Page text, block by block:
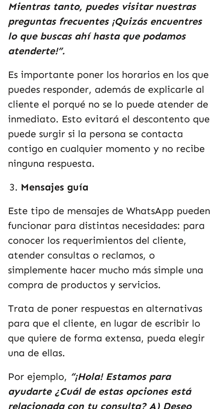
Mientras tanto, puedes visitar nuestras
preguntas frecuentes ¡Quizás encuentres
lo que buscas ahí hasta que podamos
atenderte!”.
Es importante poner los horarios en los que
puedes responder, además de explicarle al
cliente el porqué no se lo puede atender de
inmediato. Esto evitará el descontento que
puede surgir si la persona se contacta
contigo en cualquier momento y no recibe
ninguna respuesta.
Mensajes guía
Este tipo de mensajes de WhatsApp pueden
funcionar para distintas necesidades: para
conocer los requerimientos del cliente,
atender consultas o reclamos, o
simplemente hacer mucho más simple una
compra de productos y servicios.
Trata de poner respuestas en alternativas
para que el cliente, en lugar de escribir lo
que quiere de forma extensa, pueda elegir
una de ellas.
Por ejemplo, “¡Hola! Estamos para
ayudarte ¿Cuál de estas opciones está
relacionada con tu consulta? A) Deseo